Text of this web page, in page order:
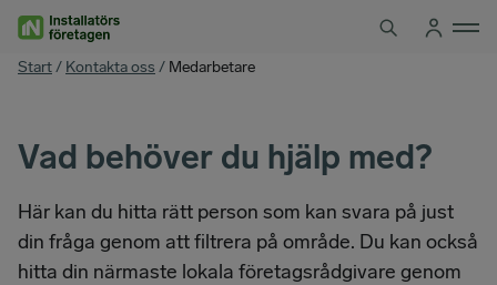
You
Start/ Kontakta oss / Medarbetare
Vad behöver du hjälp med?
Här kan du hitta rätt person som kan svara på just
din fråga genom att filtrera på område. Du kan också
hitta din närmaste lokala företagsrådgivare genom